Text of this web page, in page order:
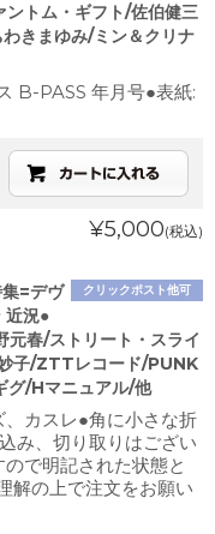
ントム・ギフト/佐伯健三
きまゆみ/ミン＆クリナ
B-PASS 年月号●表紙:
¥5,000(税込)
クリックポスト他可
=デヴ
近況●
元春/ストリート・スライ
子/ZTTレコード/PUNK
グ/Hマニュアル/他
カスレ●角に小さな折
み、切り取りはござい
で明記された状態と
解の上で注文をお願い